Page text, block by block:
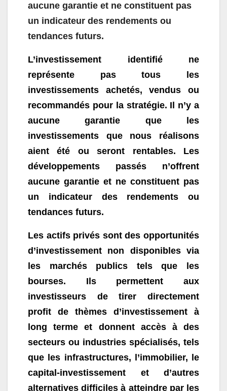
aucune garantie et ne constituent pas
un indicateur des rendements ou
tendances futurs.
L’investissement identifié ne
représente pas tous les
investissements achetés, vendus ou
recommandés pour la stratégie. Il n’y a
aucune garantie que les
investissements que nous réalisons
aient été ou seront rentables. Les
développements passés n’offrent
aucune garantie et ne constituent pas
un indicateur des rendements ou
tendances futurs.
Les actifs privés sont des opportunités
d’investissement non disponibles via
les marchés publics tels que les
bourses. Ils permettent aux
investisseurs de tirer directement
profit de thèmes d’investissement à
long terme et donnent accès à des
secteurs ou industries spécialisés, tels
que les infrastructures, l’immobilier, le
capital-investissement et d’autres
alternatives difficiles à atteindre par les